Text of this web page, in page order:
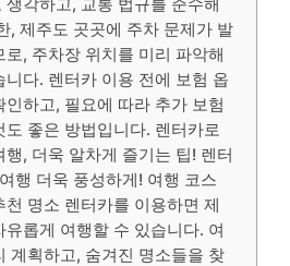
생각하고, 교통 법규를 준수해
, 제주도 곳곳에 주차 문제가 발
로, 주차장 위치를 미리 파악해
니다. 렌터카 이용 전에 보험 옵
인하고, 필요에 따라 추가 보험
도 좋은 방법입니다. 렌터카로
행, 더욱 알차게 즐기는 팁! 렌터
행 더욱 풍성하게! 여행 코스
천 명소 렌터카를 이용하면 제
유롭게 여행할 수 있습니다. 여
계획하고, 숨겨진 명소들을 찾